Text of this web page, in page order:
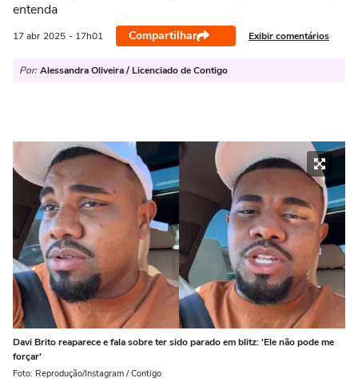
entenda
17 abr 2025 - 17h01 Compartilhar Exibir comentários
Por: Alessandra Oliveira / Licenciado de Contigo
Davi Brito reaparece e fala sobre ter sido parado em blitz: 'Ele não pode me
forçar'
Foto: Reprodução/Instagram / Contigo